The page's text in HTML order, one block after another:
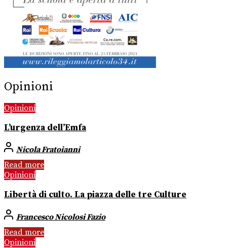
Opinioni
Opinioni
L’urgenza dell’Emfa
Nicola Fratoianni
Read more
Opinioni
Libertà di culto. La piazza delle tre Culture
Francesco Nicolosi Fazio
Read more
Opinioni